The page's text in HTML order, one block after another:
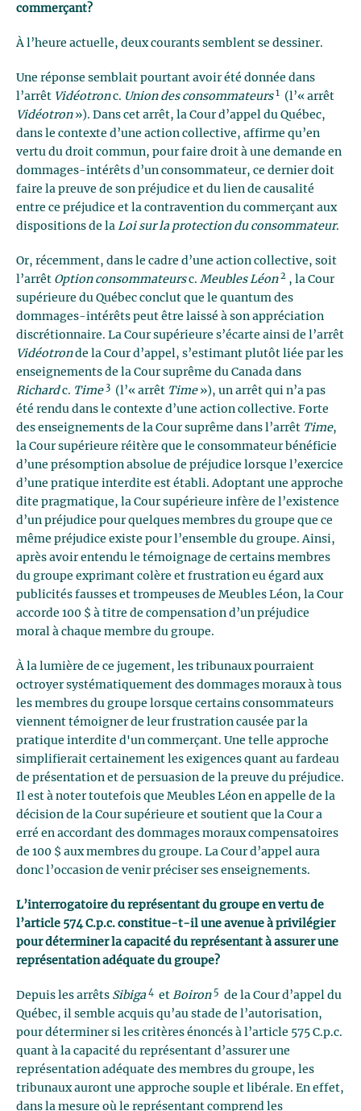
commerçant?
À l’heure actuelle, deux courants semblent se dessiner.
Une réponse semblait pourtant avoir été donnée dans
l’arrêt Vidéotronc. Union des consommateurs 1
(l’« arrêt
Vidéotron»). Dans cet arrêt, la Cour d’appel du Québec,
dans le contexte d’une action collective, affirme qu’en
vertu du droit commun, pour faire droit à une demande en
dommages-intérêts d’un consommateur, ce dernier doit
faire la preuve de son préjudice et du lien de causalité
entre ce préjudice et la contravention du commerçant aux
dispositions de la Loi sur la protection du consommateur.
Or, récemment, dans le cadre d’une action collective, soit
l’arrêt Option consommateursc. Meubles Léon 2 , la Cour
supérieure du Québec conclut que le quantum des
dommages-intérêts peut être laissé à son appréciation
discrétionnaire. La Cour supérieure s’écarte ainsi de l’arrêt
Vidéotronde la Cour d’appel, s’estimant plutôt liée par les
enseignements de la Cour suprême du Canada dans
Richardc. Time 3 (l’« arrêt Time»), un arrêt qui n’a pas
été rendu dans le contexte d’une action collective. Forte
des enseignements de la Cour suprême dans l’arrêt Time,
la Cour supérieure réitère que le consommateur bénéficie
d’une présomption absolue de préjudice lorsque l’exercice
d’une pratique interdite est établi. Adoptant une approche
dite pragmatique, la Cour supérieure infère de l’existence
d’un préjudice pour quelques membres du groupe que ce
même préjudice existe pour l’ensemble du groupe. Ainsi,
après avoir entendu le témoignage de certains membres
du groupe exprimant colère et frustration eu égard aux
publicités fausses et trompeuses de Meubles Léon, la Cour
accorde 100 $ à titre de compensation d’un préjudice
moral à chaque membre du groupe.
À la lumière de ce jugement, les tribunaux pourraient
octroyer systématiquement des dommages moraux à tous
les membres du groupe lorsque certains consommateurs
viennent témoigner de leur frustration causée par la
pratique interdite d'un commerçant. Une telle approche
simplifierait certainement les exigences quant au fardeau
de présentation et de persuasion de la preuve du préjudice.
Il est à noter toutefois que Meubles Léon en appelle de la
décision de la Cour supérieure et soutient que la Cour a
erré en accordant des dommages moraux compensatoires
de 100 $ aux membres du groupe. La Cour d’appel aura
donc l’occasion de venir préciser ses enseignements.
L’interrogatoire du représentant du groupe en vertu de
l’article 574 C.p.c. constitue-t-il une avenue à privilégier
pour déterminer la capacité du représentant à assurer une
représentation adéquate du groupe?
Depuis les arrêts Sibiga 4 et Boiron 5
de la Cour d’appel du
Québec, il semble acquis qu’au stade de l’autorisation,
pour déterminer si les critères énoncés à l’article 575 C.p.c.
quant à la capacité du représentant d’assurer une
représentation adéquate des membres du groupe, les
tribunaux auront une approche souple et libérale. En effet,
dans la mesure où le représentant comprend les